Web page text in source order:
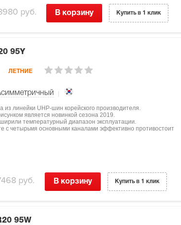
руб. В корзину Купить в 1 клик
95Y
ЛЕТНИЕ
из линейки UHP-шин корейского производителя.
является новинкой сезона 2019.
температурный диапазон эксплуатации.
с четырьмя основными каналами эффективно противостоит
руб. В корзину Купить в 1 клик
95W